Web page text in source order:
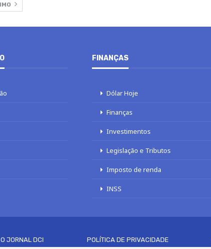
FINANÇAS
Dólar Hoje
Finanças
Investimentos
Legislação e Tributos
Imposto de renda
INSS
JORNAL DCI POLÍTICA DE PRIVACIDADE